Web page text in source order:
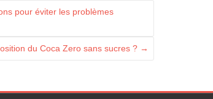
pour éviter les problèmes
du Coca Zero sans sucres ? →